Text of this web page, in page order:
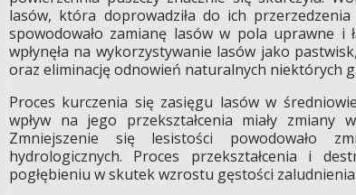
lasów, która doprowadziła do ich
spowodowało zamianę lasów w pola uprawne i
wpłynęła na wykorzystywanie lasów jako
oraz eliminację odnowień naturalnych niektórych
Proces kurczenia się zasięgu lasów w
wpływ na jego przekształcenia miały
Zmniejszenie się lesistości powodowało
hydrologicznych. Proces przekształcenia i
pogłębieniu w skutek wzrostu gęstości zaludnienia.